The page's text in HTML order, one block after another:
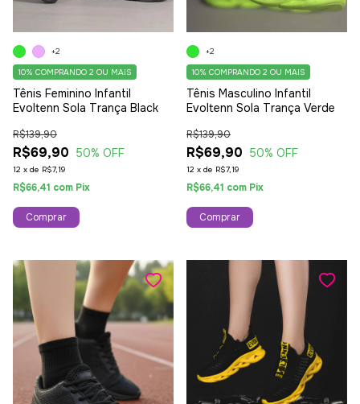
Tênis Feminino Infantil
Evoltenn Sola Trança Black
R$69,90
R$139,90
50% OFF
12 x de R$7,19
10% COMPRANDO 2 OU MAIS
R$66,41 com Pix
+2
Comprar
Tênis Masculino Infantil
Evoltenn Sola Trança Verde
R$69,90
R$139,90
50% OFF
12 x de R$7,19
10% COMPRANDO 2 OU MAIS
R$66,41 com Pix
+2
Comprar